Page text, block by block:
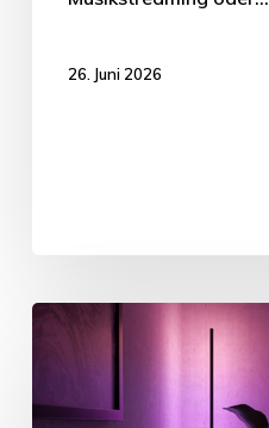
26. Juni 2026